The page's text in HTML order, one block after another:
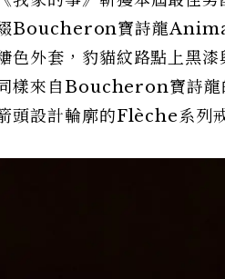
Boucheron寶詩龍
色外套，豹貓紋路點上黑
樣來自Boucheron寶詩
頭設計輪廓的Flèche系列